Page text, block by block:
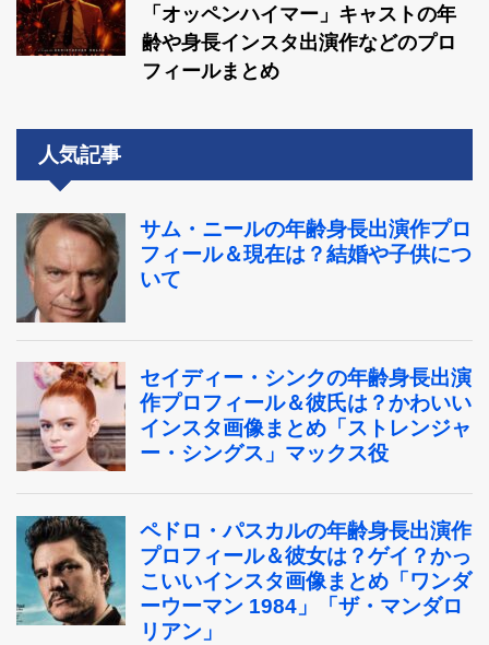
「オッペンハイマー」キャストの年
齢や身長インスタ出演作などのプロ
フィールまとめ
人気記事